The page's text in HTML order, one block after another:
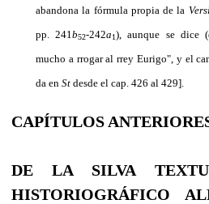
abandona la fórmula propia de la
pp. 241b52-242a1), aunque se dice
mucho a rrogar al rrey Eurigo", y el
da en St desde el cap. 426 al 429].
CAPÍTULOS
DE LA SILVA
HISTORIOGRÁFICO